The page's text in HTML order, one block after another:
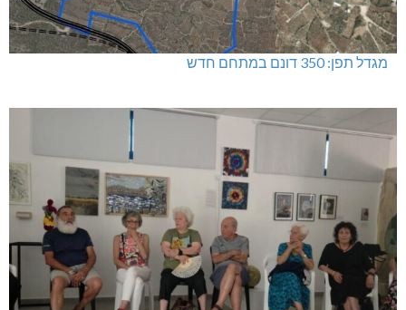
מגדל תפן: 350 דונם במתחם חדש